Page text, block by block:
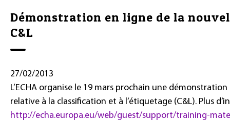
Démonstration en ligne de la
C&L
27/02/2013
L’ECHA organise le 19 mars prochain une
relative à la classification et à l’étiquetage (C&L). Plus
http://echa.europa.eu/web/guest/support/training-